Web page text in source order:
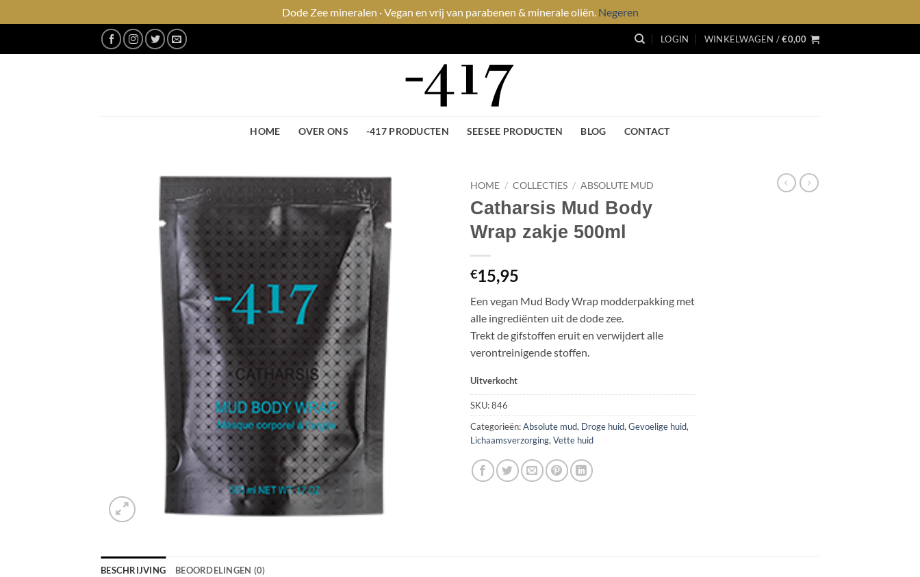
Dode Zee mineralen · Vegan en vrij van parabenen & minerale oliën. Negeren
LOGIN WINKELWAGEN /€0,00
HOME OVER ONS -417 PRODUCTEN SEESEE PRODUCTEN BLOG CONTACT
HOME / COLLECTIES / ABSOLUTE MUD
Catharsis Mud Body
Wrap zakje 500ml
€15,95
Een vegan Mud Body Wrap modderpakking met
alle ingrediënten uit de dode zee.
Trekt de gifstoffen eruit en verwijdert alle
verontreinigende stoffen.
Uitverkocht
SKU:846
Categorieën:Absolute mud, Droge huid,Gevoelige huid,
Lichaamsverzorging,Vette huid
BESCHRIJVING BEOORDELINGEN (0)